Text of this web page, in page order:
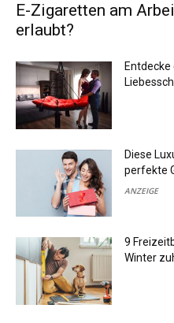
E-Zigaretten am
erlaubt?
Diese
perfekte
ANZEIGE
9
Winter